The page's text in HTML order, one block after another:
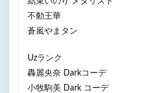
不動王華
蒼嵐やまタン
Uzランク
轟麗央奈 Darkコーデ
小牧駒美 Dark コーデ